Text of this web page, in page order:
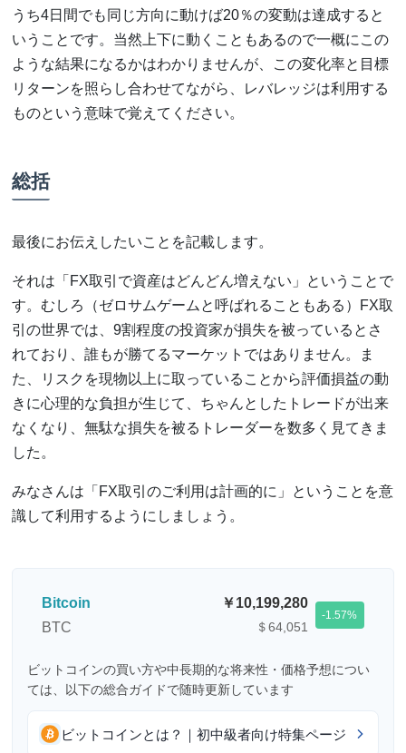
うち4日間でも同じ方向に動けば20％の変動は達成すると
いうことです。当然上下に動くこともあるので一概にこの
ような結果になるかはわかりませんが、この変化率と目標
リターンを照らし合わせてながら、レバレッジは利用する
ものという意味で覚えてください。
総括
最後にお伝えしたいことを記載します。
それは「FX取引で資産はどんどん増えない」ということで
す。むしろ（ゼロサムゲームと呼ばれることもある）FX取
引の世界では、9割程度の投資家が損失を被っているとさ
れており、誰もが勝てるマーケットではありません。ま
た、リスクを現物以上に取っていることから評価損益の動
きに心理的な負担が生じて、ちゃんとしたトレードが出来
なくなり、無駄な損失を被るトレーダーを数多く見てきま
した。
みなさんは「FX取引のご利用は計画的に」ということを意
識して利用するようにしましょう。
Bitcoin
BTC
10,199,280
＄64,051
-1.57
ビットコインの買い方や中長期的な将来性・価格予想につい
ては、以下の総合ガイドで随時更新しています
ビットコインとは？｜初中級者向け特集ページ